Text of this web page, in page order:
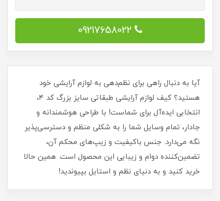
09217658022
آیا به دنبال راهی برای نظم‌دهی به لوازم آرایشی خود
هستید؟ کیف لوازم آرایشی طبقاتی سایز بزرگ کد ۴،
انتخابی ایده‌آل برای شماست! با طراحی هوشمندانه و
جادار، تمام وسایل شما را به شکلی منظم و دسترسی‌پذیر
نگه می‌دارد. جنس باکیفیت و زیپ‌های محکم آن،
تضمین‌کننده دوام و زیبایی این محصول است. همین حالا
خرید کنید و به دنیای نظم و استایل بپیوندید!